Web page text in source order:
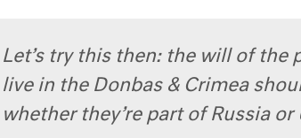
Let’s try this then: the will of the
live in the Donbas & Crimea
whether they’re part of Russia or